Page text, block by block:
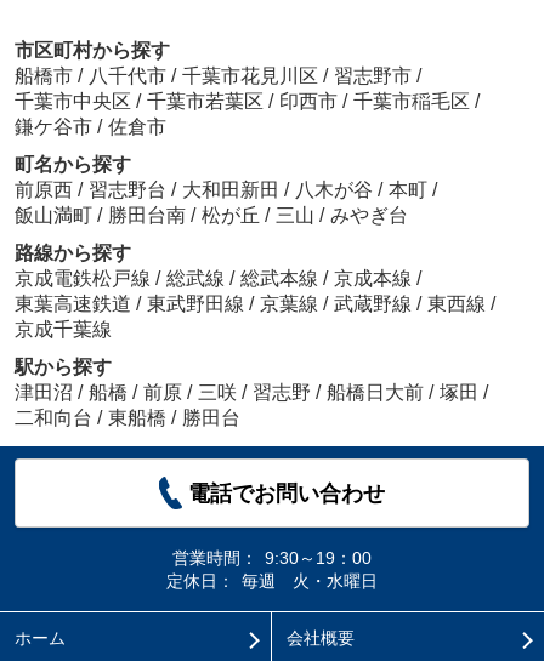
市区町村から探す
船橋市 / 八千代市 / 千葉市花見川区 / 習志野市 /
千葉市中央区 / 千葉市若葉区 / 印西市 / 千葉市稲毛区 /
鎌ケ谷市 / 佐倉市
町名から探す
前原西 / 習志野台 / 大和田新田 / 八木が谷 / 本町 /
飯山満町 / 勝田台南 / 松が丘 / 三山 / みやぎ台
路線から探す
京成電鉄松戸線 / 総武線 / 総武本線 / 京成本線 /
東葉高速鉄道 / 東武野田線 / 京葉線 / 武蔵野線 / 東西線 /
京成千葉線
駅から探す
津田沼 / 船橋 / 前原 / 三咲 / 習志野 / 船橋日大前 / 塚田 /
二和向台 / 東船橋 / 勝田台
電話でお問い合わせ
営業時間：
9:30～19：00
定休日：
毎週 火・水曜日
ホーム 会社概要